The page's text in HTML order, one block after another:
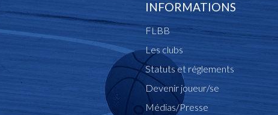
INFORMATIONS
FLBB
Les clubs
Statuts et réglements
Devenir joueur/se
Médias/Presse